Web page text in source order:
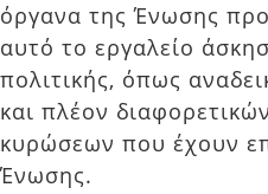
όργανα της Ένωσης
αυτό το εργαλείο
πολιτικής, όπως
και πλέον
κυρώσεων που έχουν
Ένωσης.